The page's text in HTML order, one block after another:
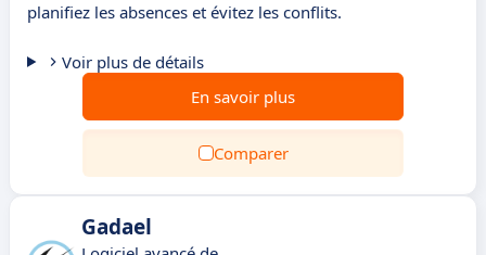
planifiez les absences et évitez les conflits.
Voir plus de détails
En savoir plus
Comparer
Gadael